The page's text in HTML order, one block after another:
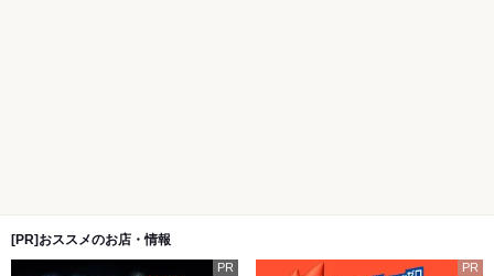
[PR]おススメのお店・情報
PR PR